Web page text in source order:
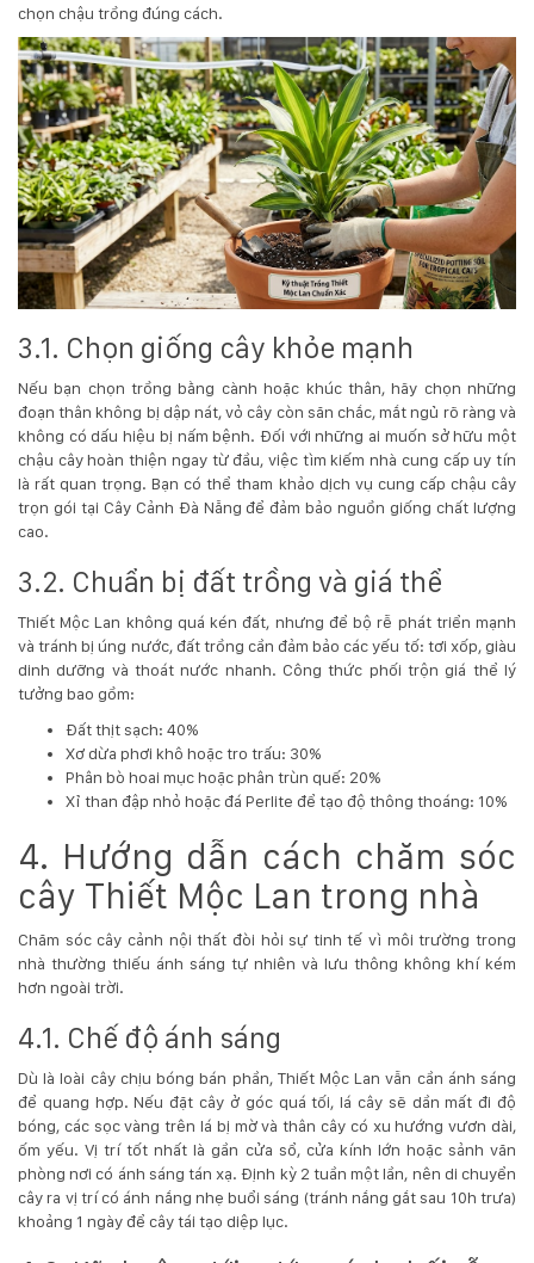
chọn chậu trồng đúng cách.
3.1. Chọn giống cây khỏe mạnh
Nếu bạn chọn trồng bằng cành hoặc khúc thân, hãy chọn những
đoạn thân không bị dập nát, vỏ cây còn săn chắc, mắt ngủ rõ ràng và
không có dấu hiệu bị nấm bệnh. Đối với những ai muốn sở hữu một
chậu cây hoàn thiện ngay từ đầu, việc tìm kiếm nhà cung cấp uy tín
là rất quan trọng. Bạn có thể tham khảo dịch vụ cung cấp chậu cây
trọn gói tại Cây Cảnh Đà Nẵng để đảm bảo nguồn giống chất lượng
cao.
3.2. Chuẩn bị đất trồng và giá thể
Thiết Mộc Lan không quá kén đất, nhưng để bộ rễ phát triển mạnh
và tránh bị úng nước, đất trồng cần đảm bảo các yếu tố: tơi xốp, giàu
dinh dưỡng và thoát nước nhanh. Công thức phối trộn giá thể lý
tưởng bao gồm:
Đất thịt sạch: 40%
Xơ dừa phơi khô hoặc tro trấu: 30%
Phân bò hoai mục hoặc phân trùn quế: 20%
Xỉ than đập nhỏ hoặc đá Perlite để tạo độ thông thoáng: 10%
4. Hướng dẫn cách chăm sóc
cây Thiết Mộc Lan trong nhà
Chăm sóc cây cảnh nội thất đòi hỏi sự tinh tế vì môi trường trong
nhà thường thiếu ánh sáng tự nhiên và lưu thông không khí kém
hơn ngoài trời.
4.1. Chế độ ánh sáng
Dù là loài cây chịu bóng bán phần, Thiết Mộc Lan vẫn cần ánh sáng
để quang hợp. Nếu đặt cây ở góc quá tối, lá cây sẽ dần mất đi độ
bóng, các sọc vàng trên lá bị mờ và thân cây có xu hướng vươn dài,
ốm yếu. Vị trí tốt nhất là gần cửa sổ, cửa kính lớn hoặc sảnh văn
phòng nơi có ánh sáng tán xạ. Định kỳ 2 tuần một lần, nên di chuyển
cây ra vị trí có ánh nắng nhẹ buổi sáng (tránh nắng gắt sau 10h trưa)
khoảng 1 ngày để cây tái tạo diệp lục.